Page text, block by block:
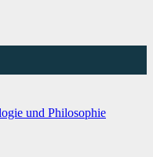
und Philosophie